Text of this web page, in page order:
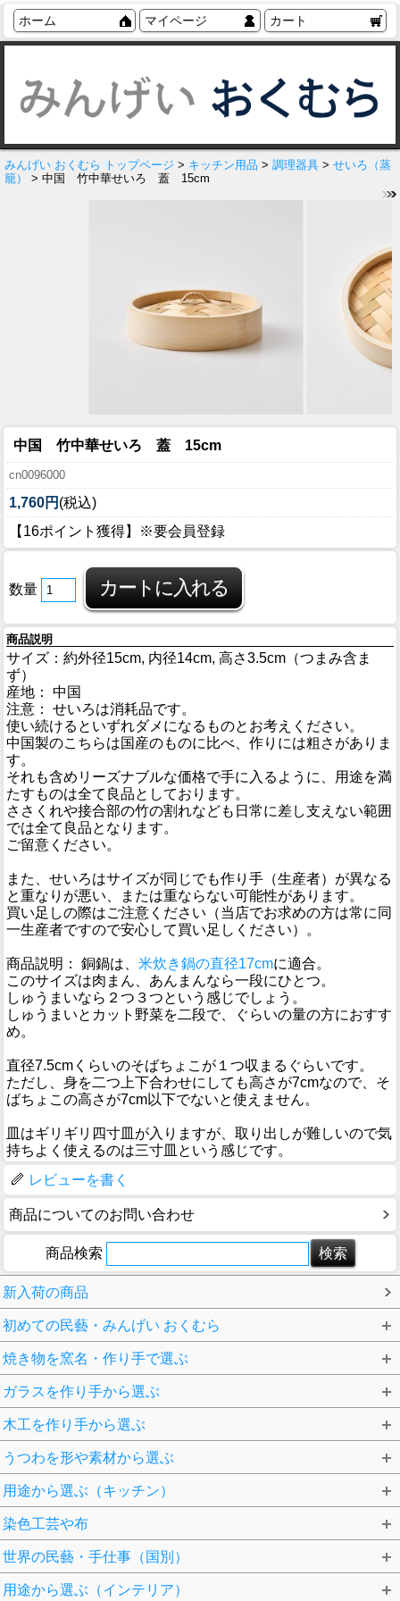
ホーム マイページ カート
みんげい おくむら トップページ > キッチン用品 > 調理器具 > せいろ（蒸
籠）
> 中国 竹中華せいろ 蓋 15cm
中国 竹中華せいろ 蓋 15cm
cn0096000
1,760円 (税込)
【16ポイント獲得】※要会員登録
数量
商品説明
サイズ：約外径15cm, 内径14cm, 高さ3.5cm（つまみ含ま
ず）
産地： 中国
注意： せいろは消耗品です。
使い続けるといずれダメになるものとお考えください。
中国製のこちらは国産のものに比べ、作りには粗さがありま
す。
それも含めリーズナブルな価格で手に入るように、用途を満
たすものは全て良品としております。
ささくれや接合部の竹の割れなども日常に差し支えない範囲
では全て良品となります。
ご留意ください。
また、せいろはサイズが同じでも作り手（生産者）が異なる
と重なりが悪い、または重ならない可能性があります。
買い足しの際はご注意ください（当店でお求めの方は常に同
一生産者ですので安心して買い足しください）。
商品説明： 銅鍋は、 米炊き鍋の直径17cmに適合。
このサイズは肉まん、あんまんなら一段にひとつ。
しゅうまいなら２つ３つという感じでしょう。
しゅうまいとカット野菜を二段で、ぐらいの量の方におすす
め。
直径7.5cmくらいのそばちょこが１つ収まるぐらいです。
ただし、身を二つ上下合わせにしても高さが7cmなので、そ
ばちょこの高さが7cm以下でないと使えません。
皿はギリギリ四寸皿が入りますが、取り出しが難しいので気
持ちよく使えるのは三寸皿という感じです。
レビューを書く
商品についてのお問い合わせ
商品検索
新入荷の商品
初めての民藝・みんげい おくむら
焼き物を窯名・作り手で選ぶ
ガラスを作り手から選ぶ
木工を作り手から選ぶ
うつわを形や素材から選ぶ
用途から選ぶ（キッチン）
染色工芸や布
世界の民藝・手仕事（国別）
用途から選ぶ（インテリア）